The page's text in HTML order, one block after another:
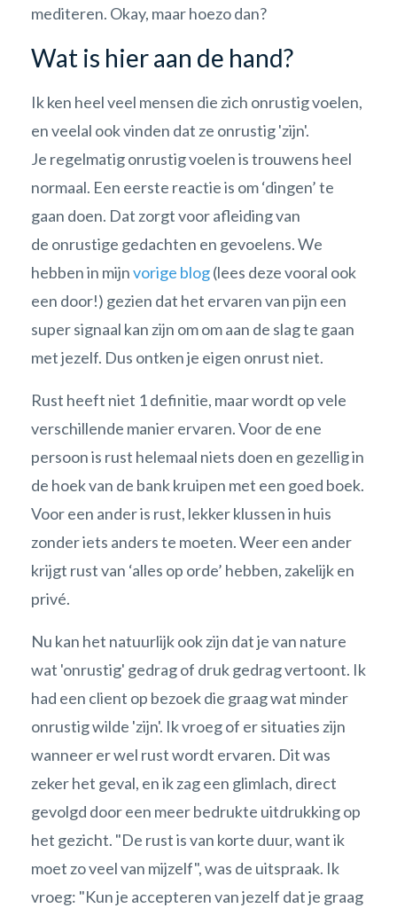
mediteren. Okay, maar hoezo dan?
Wat is hier aan de hand?
Ik ken heel veel mensen die zich onrustig voelen,
en veelal ook vinden dat ze onrustig 'zijn'.
Je regelmatig onrustig voelen is trouwens heel
normaal. Een eerste reactie is om ‘dingen’ te
gaan doen. Dat zorgt voor afleiding van
de onrustige gedachten en gevoelens. We
hebben in mijnvorige blog(lees deze vooral ook
een door!) gezien dat het ervaren van pijn een
super signaal kan zijn om om aan de slag te gaan
met jezelf. Dus ontken je eigen onrust niet.
Rust heeft niet 1 definitie, maar wordt op vele
verschillende manier ervaren. Voor de ene
persoon is rust helemaal niets doen en gezellig in
de hoek van de bank kruipen met een goed boek.
Voor een ander is rust, lekker klussen in huis
zonder iets anders te moeten. Weer een ander
krijgt rust van ‘alles op orde’ hebben, zakelijk en
privé.
Nu kan het natuurlijk ook zijn dat je van nature
wat 'onrustig' gedrag of druk gedrag vertoont. Ik
had een client op bezoek die graag wat minder
onrustig wilde 'zijn'. Ik vroeg of er situaties zijn
wanneer er wel rust wordt ervaren. Dit was
zeker het geval, en ik zag een glimlach, direct
gevolgd door een meer bedrukte uitdrukking op
het gezicht. "De rust is van korte duur, want ik
moet zo veel van mijzelf", was de uitspraak. Ik
vroeg: "Kun je accepteren van jezelf dat je graag